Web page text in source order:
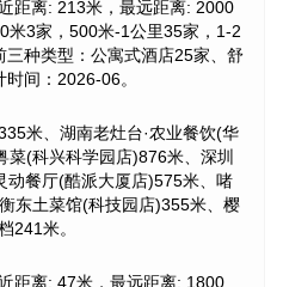
距离: 213米，最远距离: 2000
米3家，500米-1公里35家，1-2
种类型：公寓式酒店25家、舒
间：2026-06。
米、湖南老灶台·农业餐饮(华
菜(科兴科学园店)876米、深圳
动餐厅(酷派大厦店)575米、啫
东土菜馆(科技园店)355米、樱
241米。
距离: 47米，最远距离: 1800